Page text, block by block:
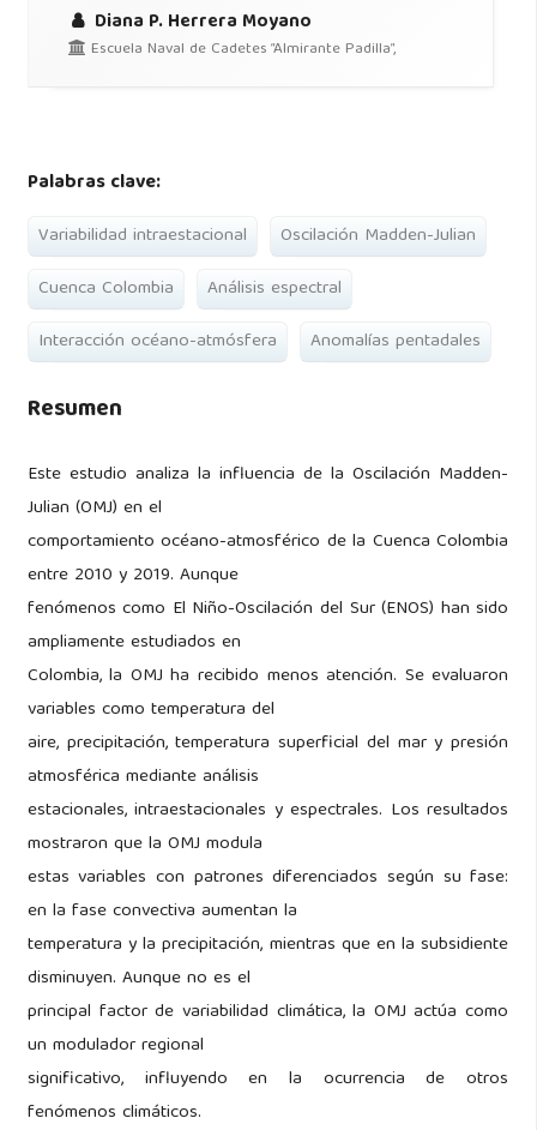
Diana P. Herrera Moyano
Escuela Naval de Cadetes “Almirante Padilla”,
Palabras clave:
Variabilidad intraestacional
Oscilación Madden-Julian
Cuenca Colombia
Análisis espectral
Interacción océano-atmósfera
Anomalías pentadales
Resumen
Este estudio analiza la influencia de la Oscilación Madden-
Julian (OMJ) en el
comportamiento océano-atmosférico de la Cuenca Colombia
entre 2010 y 2019. Aunque
fenómenos como El Niño-Oscilación del Sur (ENOS) han sido
ampliamente estudiados en
Colombia, la OMJ ha recibido menos atención. Se evaluaron
variables como temperatura del
aire, precipitación, temperatura superficial del mar y presión
atmosférica mediante análisis
estacionales, intraestacionales y espectrales. Los resultados
mostraron que la OMJ modula
estas variables con patrones diferenciados según su fase:
en la fase convectiva aumentan la
temperatura y la precipitación, mientras que en la subsidiente
disminuyen. Aunque no es el
principal factor de variabilidad climática, la OMJ actúa como
un modulador regional
significativo, influyendo en la ocurrencia de otros
fenómenos climáticos.